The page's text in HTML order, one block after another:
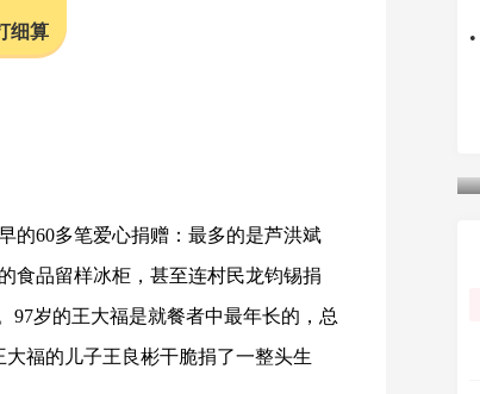
细算
的60多笔爱心捐赠：最多的是芦洪斌
食品留样冰柜，甚至连村民龙钧锡捐
岁的王大福是就餐者中最年长的，总
大福的儿子王良彬干脆捐了一整头生
•